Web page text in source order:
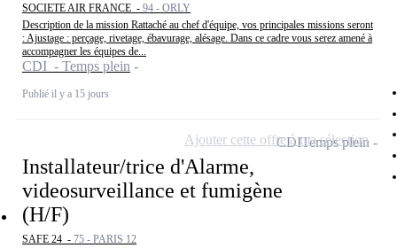
SOCIETE AIR FRANCE - 94 - ORLY
Description de la mission Rattaché au chef d'équipe, vos principales missions seront
: Ajustage : perçage, rivetage, ébavurage, alésage. Dans ce cadre vous serez amené à
accompagner les équipes de...
CDI - Temps plein
Publié il y a 15 jours
Installateur/trice d'Alarme,
videosurveillance et fumigène
(H/F)
SAFE 24 - 75 - PARIS 12
CDITemps plein
Ajouter cette offre à ma sélection